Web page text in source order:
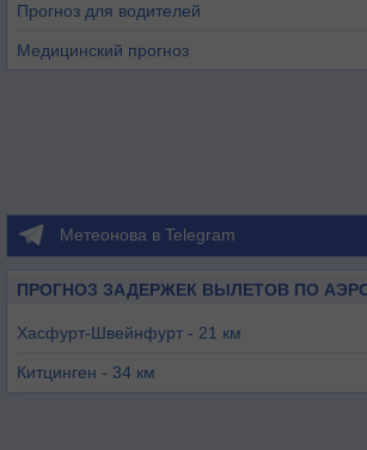
Прогноз для водителей
Медицинский прогноз
Метеонова в Telegram
ПРОГНОЗ ЗАДЕРЖЕК ВЫЛЕТОВ ПО
Хасфурт-Швейнфурт - 21 км
Китцинген - 34 км